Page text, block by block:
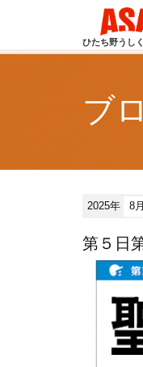
ひたち野うし
ブ
2025年 8
第５日